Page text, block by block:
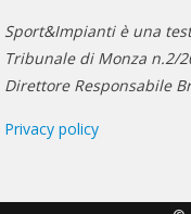
Sport&Impianti è una
Tribunale di Monza n.2/
Direttore Responsabile
Privacy policy